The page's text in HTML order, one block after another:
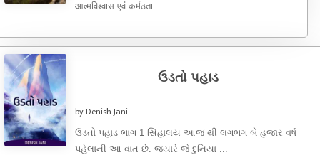
आत्मविश्वास एवं कर्मठता ...
ઉડતો પહાડ
by Denish Jani
ઉડતો પહાડ ભાગ 1 સિંહાલય આજ થી લગભગ બે હજાર વર્ષ
પહેલાની આ વાત છે. જ્યારે જે દુનિયા ...